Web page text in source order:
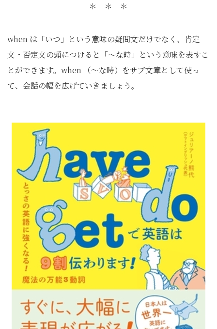
＊ ＊ ＊
when は「いつ」という意味の疑問文だけでなく、肯定
文・否定文の頭につけると「〜な時」という意味を表すこ
とができます。when （〜な時）をサブ文章として使っ
て、会話の幅を広げていきましょう。